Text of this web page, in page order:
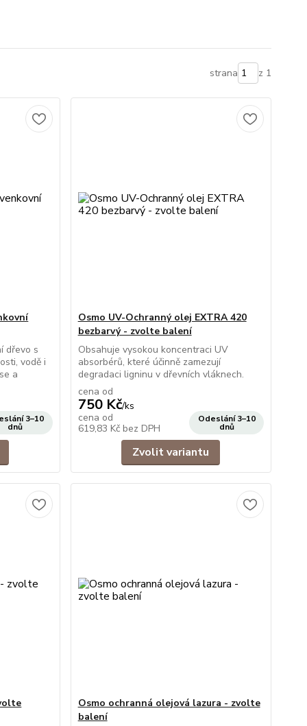
strana z 1
dřevo s
vodě i
a
3–10
dnů
Osmo UV-Ochranný olej EXTRA 420
bezbarvý - zvolte balení
Obsahuje vysokou koncentraci UV
absorbérů, které účinně zamezují
degradaci ligninu v dřevních vláknech.
cena od
750 Kč/ks
cena od
619,83 Kč bez DPH
Odeslání 3–10
dnů
Zvolit variantu
Osmo ochranná olejová lazura - zvolte
balení